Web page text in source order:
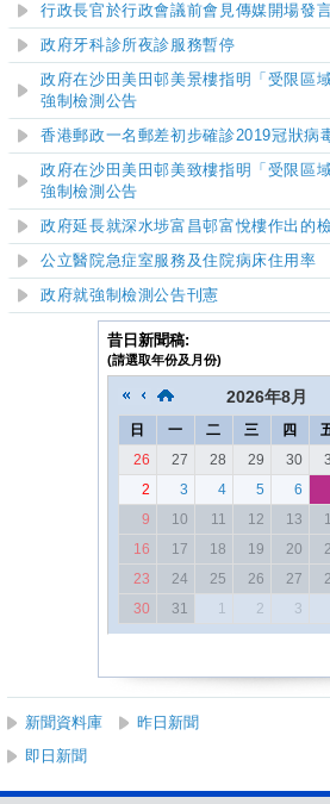
行政長官於行政會議前會見傳媒開場發
政府牙科診所夜診服務暫停
政府在沙田美田邨美景樓指明「受限區
強制檢測公告
香港郵政一名郵差初步確診2019冠狀病
政府在沙田美田邨美致樓指明「受限區
強制檢測公告
政府延長就深水埗富昌邨富悅樓作出的
公立醫院急症室服務及住院病床住用率
政府就強制檢測公告刊憲
昔日新聞稿:
(請選取年份及月份)
2026年8月
日 一 二 三 四
26
27 28 29 30
2
3 4 5 6
9
10 11 12 13
16
17 18 19 20
23
24 25 26 27
30
31 1 2 3
新聞資料庫 昨日新聞
即日新聞